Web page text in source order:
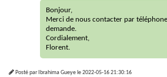
Bonjour,
Merci de nous contacter par
demande.
Cordialement,
Florent.
Posté parIbrahima Gueyele2022-05-16 21:30:16